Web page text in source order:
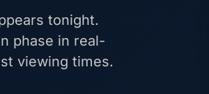
tonight.
phase in real-
viewing times.